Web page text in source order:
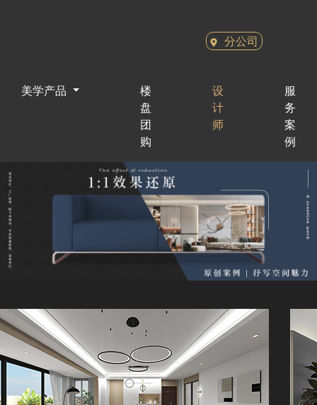
分公司
美学产品
楼
盘
团
购
设
计
师
服
务
案
例